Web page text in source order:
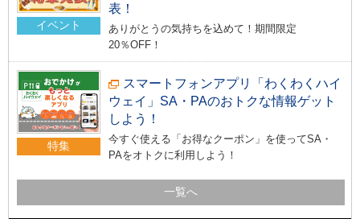
イベント
表！
ありがとうの気持ちを込めて！期間限定
20％OFF！
特集
スマートフォンアプリ「わくわくハイ
ウェイ」SA・PAのおトクな情報ゲット
しよう！
今すぐ使える「お得なクーポン」を使ってSA・
PAをオトクに利用しよう！
一覧へ